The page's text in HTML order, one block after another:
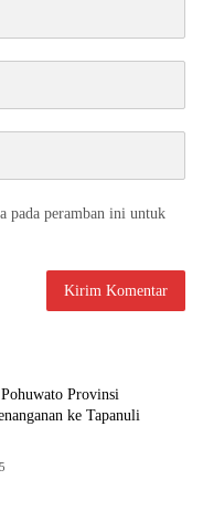
pada peramban ini untuk
Provinsi
ke Tapanuli